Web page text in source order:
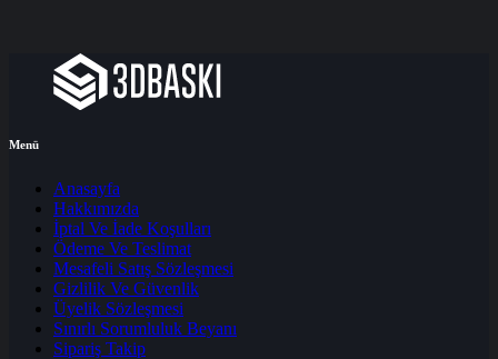
Menü
Anasayfa
Hakkımızda
İptal Ve İade Koşulları
Ödeme Ve Teslimat
Mesafeli Satış Sözleşmesi
Gizlilik Ve Güvenlik
Üyelik Sözleşmesi
Sınırlı Sorumluluk Beyanı
Sipariş Takip